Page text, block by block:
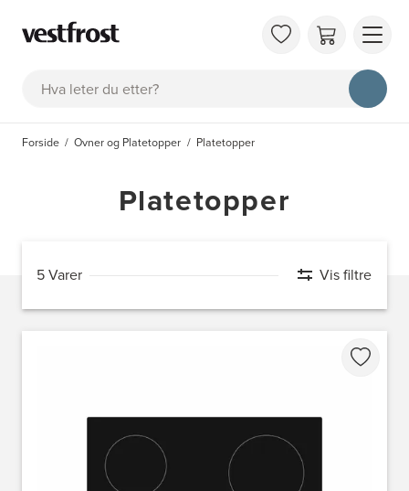
Søk
OM
Forside Ovner og Platetopper Platetopper
Platetopper
5 Varer Vis filtre